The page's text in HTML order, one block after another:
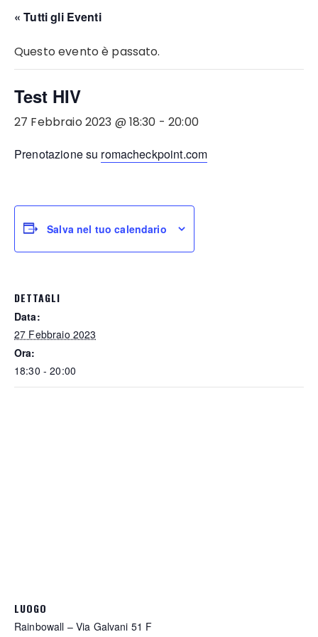
« Tutti gli Eventi
Questo evento è passato.
Test HIV
27 Febbraio 2023 @ 18:30 -20:00
Prenotazione su romacheckpoint.com
Salva nel tuo calendario
DETTAGLI
Data:
27 Febbraio 2023
Ora:
18:30 - 20:00
LUOGO
Rainbowall – Via Galvani 51 F